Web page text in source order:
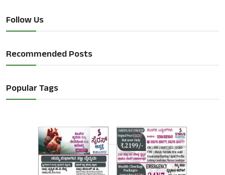
Follow Us
Recommended Posts
Popular Tags